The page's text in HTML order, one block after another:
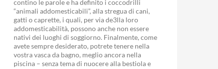
contino le parole e ha definito i coccodrilli
“animali addomesticabili”, alla stregua di cani,
gatti o caprette, i quali, per via de3lla loro
addomesticabilità, possono anche non essere
nativi dei luoghi di soggiorno. Finalmente, come
avete sempre desiderato, potrete tenere nella
vostra vasca da bagno, meglio ancora nella
piscina – senza tema di nuocere alla bestiola e